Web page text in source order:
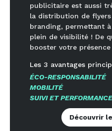
publicitaire est aussi
la distribution de
branding, permettant
plein de visibilité ! De
booster votre
Les 3 avantages
ÉCO-RESPONSABILITÉ
MOBILITÉ
SUIVI ET
Découvrir